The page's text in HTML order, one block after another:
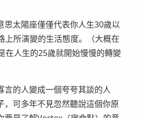
太陽座僅僅代表你人生30歲以
所演變的生活態度。（大概在
在人生的25歲就開始慢慢的轉變
的人變成一個夸夸其談的人
可多年不見忽然聽說這個你原